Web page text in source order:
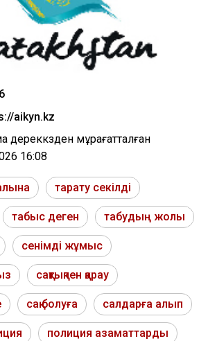
aikyn.kz
дереккөзден мұрағатталған
16:08
тарату секілді
табыс деген табудың жолы
сенімді жұмыс
сақтықпен қарау
сақ болуға салдарға алып
полиция азаматтарды